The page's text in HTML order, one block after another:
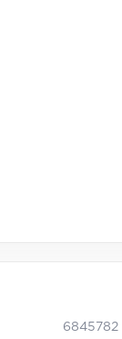
6845782